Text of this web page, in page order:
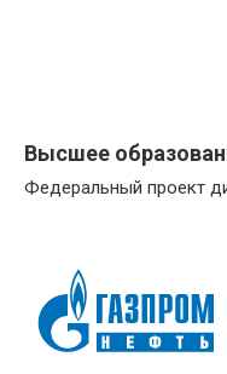
Высшее
Федеральный проект